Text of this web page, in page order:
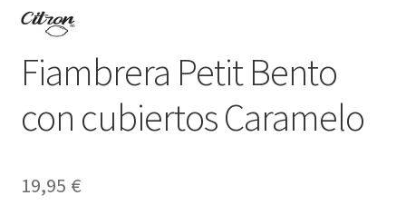
Fiambrera Petit Bento
con cubiertos Caramelo
19,95 €